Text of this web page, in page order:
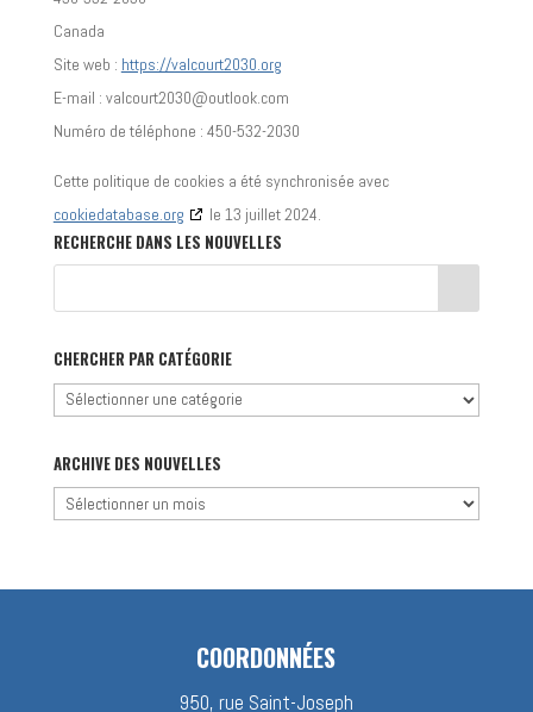
Canada
Site web : https://valcourt2030.org
E-mail : valcourt2030@outlook.com
Numéro de téléphone : 450-532-2030
Cette politique de cookies a été synchronisée avec
cookiedatabase.org
le 13 juillet 2024.
RECHERCHE DANS LES NOUVELLES
CHERCHER PAR CATÉGORIE
Chercher
catégorie
ARCHIVE DES NOUVELLES
Archive
COORDONNÉES
950, rue Saint-Joseph